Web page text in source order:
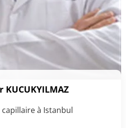
KUCUKYILMAZ
à Istanbul